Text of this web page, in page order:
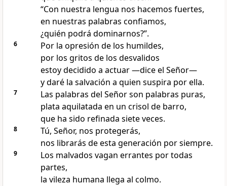
“Con nuestra lengua nos hacemos fuertes,
en nuestras palabras confiamos,
¿quién podrá dominarnos?”.
6
Por la opresión de los humildes,
por los gritos de los desvalidos
estoy decidido a actuar —dice el Señor—
y daré la salvación a quien suspira por ella.
7
Las palabras del Señor son palabras puras,
plata aquilatada en un crisol de barro,
que ha sido refinada siete veces.
8
Tú, Señor, nos protegerás,
nos librarás de esta generación por siempre.
9
Los malvados vagan errantes por todas
partes,
la vileza humana llega al colmo.